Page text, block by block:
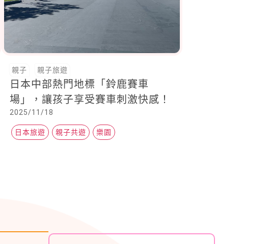
親子 親子旅遊
日本中部熱門地標「鈴鹿賽車
場」，讓孩子享受賽車刺激快感！
2025/11/18
日本旅遊 親子共遊 樂園